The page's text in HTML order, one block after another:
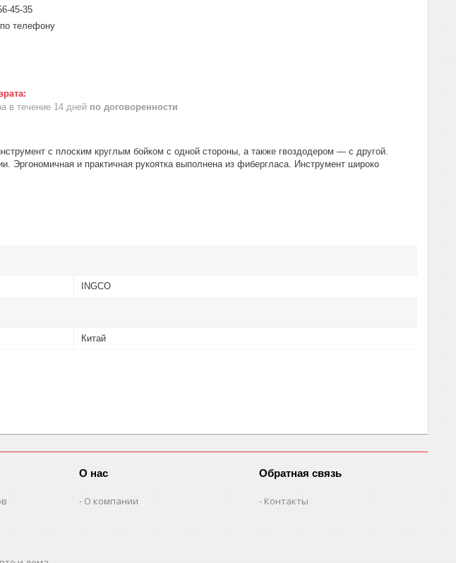
45-35
телефону
в течение 14 дней по договоренности
с плоским круглым бойком с одной стороны, а также гвоздодером — с другой.
Эргономичная и практичная рукоятка выполнена из фибергласа. Инструмент широко
INGCO
Китай
О нас
О компании
Обратная связь
Контакты